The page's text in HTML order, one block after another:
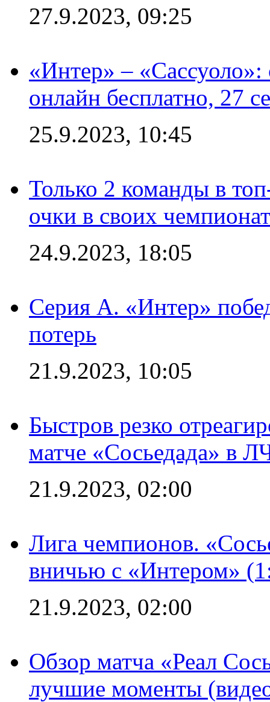
27.9.2023, 09:25
«Интер» –
онлайн бесплатно, 27
25.9.2023, 10:45
Только 2 команды в
очки в своих
24.9.2023, 18:05
Серия А. «Интер»
потерь
21.9.2023, 10:05
Быстров резко
матче «Сосьедада» в
21.9.2023, 02:00
Лига чемпионов.
вничью с «Интером»
21.9.2023, 02:00
Обзор матча «Реал
лучшие моменты